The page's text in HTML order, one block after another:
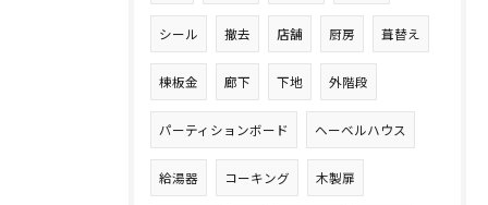
シール 撤去 店舗 厨房 葺替え
棟板金 廊下 下地 外階段
パーティションボード ヘーベルハウス
給湯器 コーキング 木製扉